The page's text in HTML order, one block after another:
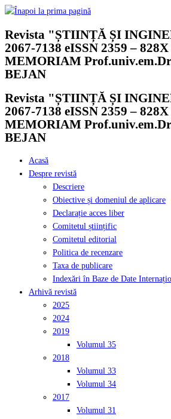
Skip
content
Revista "ȘTIINȚĂ ȘI
2067-7138 eISSN 2359 –
MEMORIAM
BEJAN
Revista "ȘTIINȚĂ ȘI
2067-7138 eISSN 2359 –
MEMORIAM
BEJAN
Acasă
Despre revistă
Descriere
Obiective și domeniul de aplicare
Declarație acces liber
Comitetul științific
Comitetul editorial
Politica de recenzare
Taxa de publicare
Indexări în Baze de Date
Arhivă revistă
2025
2024
2019
Volumul 35
2018
Volumul 33
Volumul 34
2017
Volumul 31